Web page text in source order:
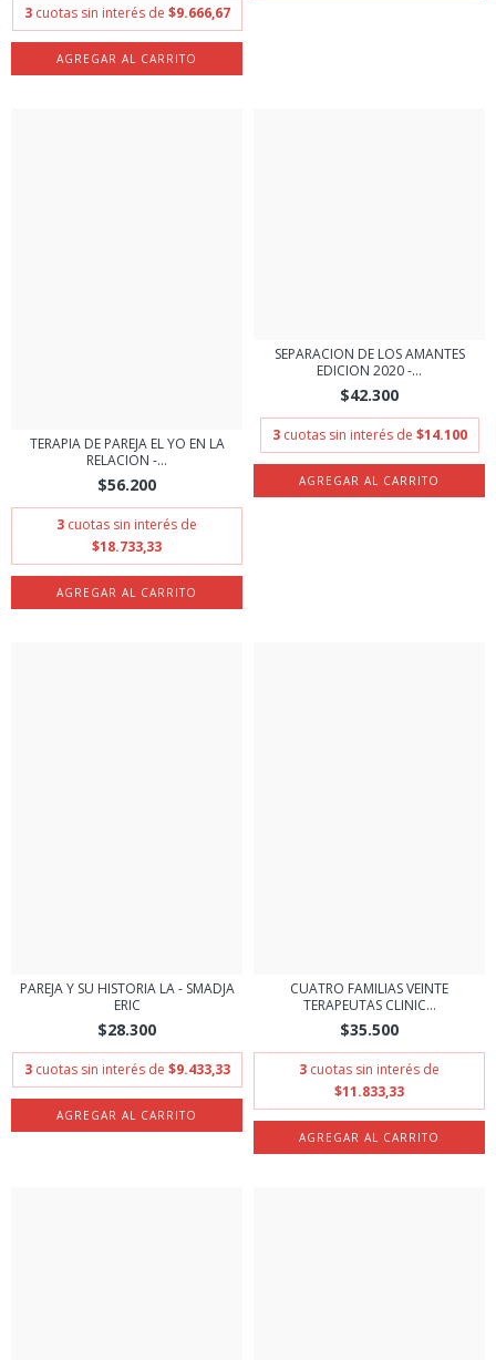
3 cuotas sin interés de $9.666,67
TERAPIA DE PAREJA EL YO EN LA
RELACION -...
$56.200
3 cuotas sin interés de
$18.733,33
SEPARACION DE LOS AMANTES
EDICION 2020 -...
$42.300
3 cuotas sin interés de $14.100
PAREJA Y SU HISTORIA LA - SMADJA
ERIC
$28.300
3 cuotas sin interés de $9.433,33
CUATRO FAMILIAS VEINTE
TERAPEUTAS CLINIC...
$35.500
3 cuotas sin interés de
$11.833,33